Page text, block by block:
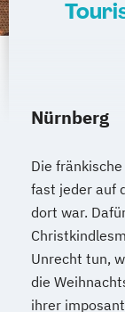
Nürnberg
Die
fast jeder auf
dort war.
Unrecht tun,
die
ihrer